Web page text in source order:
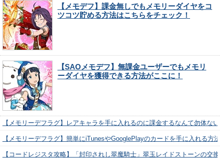
【メモデフ】課金無しでもメモリーダイヤをコ
ツコツ貯める方法はこちらをチェック！
【SAOメモデフ】無課金ユーザーでもメモリ
ーダイヤを獲得できる方法がここに！
【メモリーデフラグ】レアキャラを手に入れるのに課金するなんて勿体な
【メモリーデフラグ】簡単にiTunesやGooglePlayのカードを手に入れる方
【コードレジスタ攻略】「封印されし翠魔騎士」翠玉レイドストーンの交